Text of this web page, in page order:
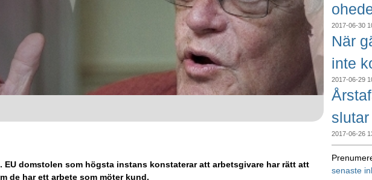
EU domstolen som högsta instans konstaterar att arbetsgivare har rätt att
de har ett arbete som möter kund.
2017-06-30
När
inte
2017-06-29
2017-06-26
senaste